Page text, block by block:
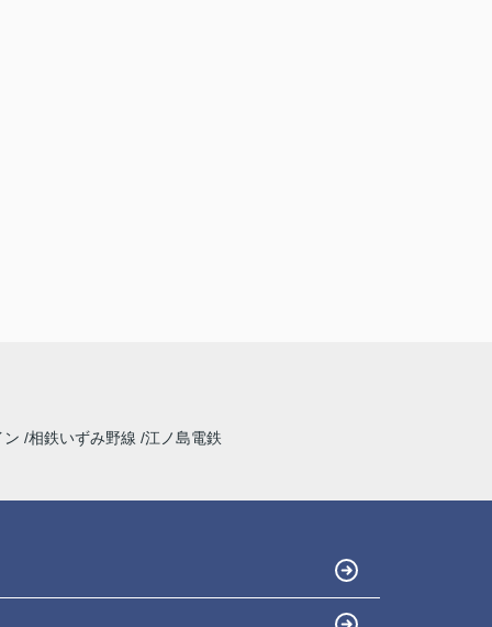
ン 相鉄いずみ野線 江ノ島電鉄